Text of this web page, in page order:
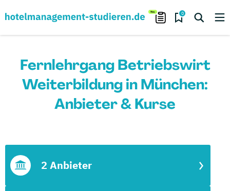
0
Fernlehrgang Betriebswirt
Weiterbildung in München:
Anbieter & Kurse
2 Anbieter